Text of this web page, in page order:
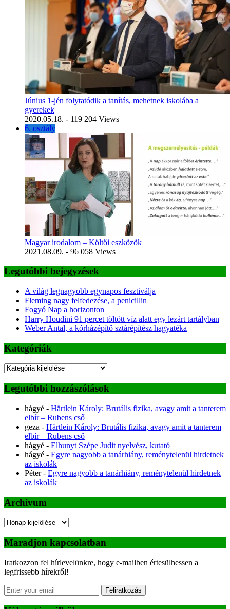
Június 1-jén folytatódik a tanítás, mehetnek iskolába a
gyerekek
2020.05.18. - 119 204 Views
6. osztály
Magyar irodalom – Költői eszközök
2021.08.09. - 96 058 Views
Legutóbbi bejegyzések
A világ legnagyobb egynapos fesztiválja
Fleming nagy felfedezése, a penicillin
Fogyó Nap a horizonton
Harry Houdini 91 percet töltött víz alatt egy lezárt tartályban
Weber Antal, a kórházépítő sztárépítész hagyatéka
Kategóriák
Kategóriák
Legutóbbi hozzászólások
hágyé - Härtlein Károly: Brutális fizika, avagy amit a tanterem
elbír – Rubens cső
geza - Härtlein Károly: Brutális fizika, avagy amit a tanterem
elbír – Rubens cső
hágyé - Elhunyt Szépe Judit nyelvész, kutató
hágyé - Egyre nagyobb a tanárhiány, reménytelenül hirdetnek
az iskolák
Péter- Egyre nagyobb a tanárhiány, reménytelenül hirdetnek
az iskolák
Archívum
Archívum
Maradjon kapcsolatban
Iratkozzon fel hírlevelünkre, hogy e-mailben értesülhessen a
legfrissebb hírekről!
Feliratkozás